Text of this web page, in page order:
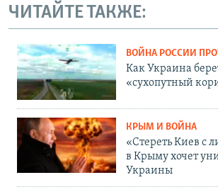
ЧИТАЙТЕ ТАКЖЕ:
ВОЙНА РОССИИ
Как Украина
«сухопутный
КРЫМ И ВОЙНА
«Стереть Киев с
в Крыму хочет
Украины